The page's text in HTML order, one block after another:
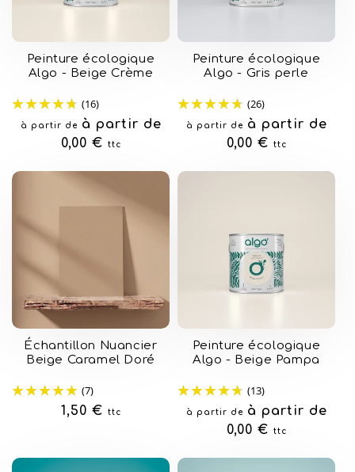
Peinture écologique
Algo - Beige Crème
(16)
Prix
habituel
à partir de
à partir de
0,00 €
ttc
Peinture écologique
Algo - Gris perle
(26)
Prix
habituel
à partir de
à partir de
0,00 €
ttc
Échantillon Nuancier
Beige Caramel Doré
(7)
Prix
1,50 € ttc
Peinture écologique
Algo - Beige Pampa
(13)
Prix
habituel
à partir de
à partir de
0,00 €
ttc